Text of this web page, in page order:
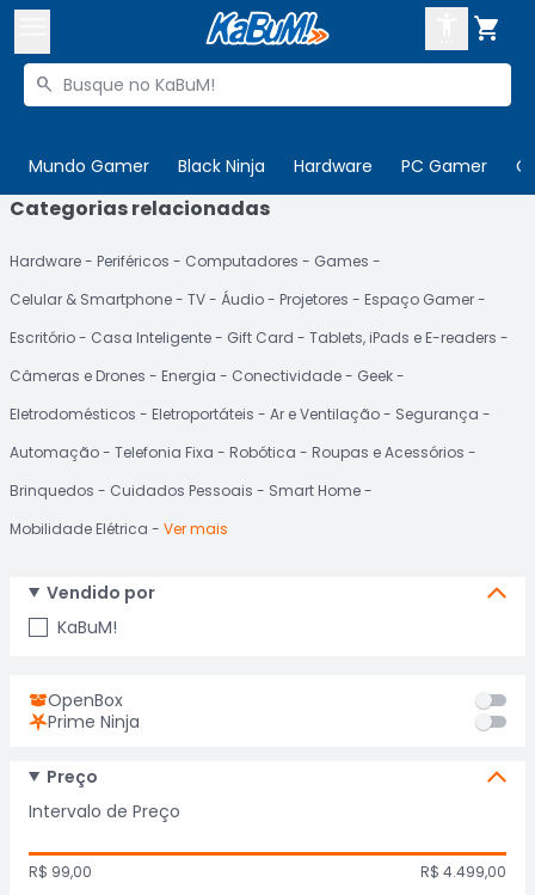

Buscar produtos

Mundo Gamer Black Ninja Hardware PC Gamer
Olá. Acesse sua conta
 Departamentos
Cupons
Mais Vendidos
ENTRE
CADASTRE-SE
Categorias relacionadas
Hardware Periféricos Computadores
Games
Celular & Smartphone
TV Áudio Projetores
Espaço Gamer
Escritório
Casa Inteligente Gift Card
Tablets, iPads e E-readers
Câmeras e Drones
Energia Conectividade
Geek
Eletrodomésticos
Eletroportáteis Ar e Ventilação
Segurança
Automação
Telefonia Fixa Robótica
Roupas e Acessórios
Brinquedos
Cuidados Pessoais
Smart Home
Mobilidade Elétrica
Ver mais
Vendido por
KaBuM!
OpenBox
Prime Ninja
Preço
Intervalo de Preço
R$ 99,00
R$ 4.499,00